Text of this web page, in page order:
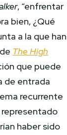
, “enfrentar
bien, ¿Qué
a la que han
The High
que puede
de entrada
recurrente
representado
haber sido